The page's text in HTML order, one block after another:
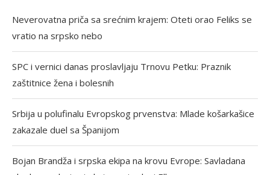
Neverovatna priča sa srećnim krajem: Oteti orao Feliks se
vratio na srpsko nebo
SPC i vernici danas proslavljaju Trnovu Petku: Praznik
zaštitnice žena i bolesnih
Srbija u polufinalu Evropskog prvenstva: Mlade košarkašice
zakazale duel sa Španijom
Bojan Brandža i srpska ekipa na krovu Evrope: Savladana